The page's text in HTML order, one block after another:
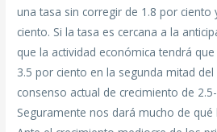
una tasa sin corregir de 1.8 por
ciento. Si la tasa es cercana a la
que la actividad económica tendrá
3.5 por ciento en la segunda mitad
consenso actual de crecimiento de
Seguramente nos dará mucho de qué